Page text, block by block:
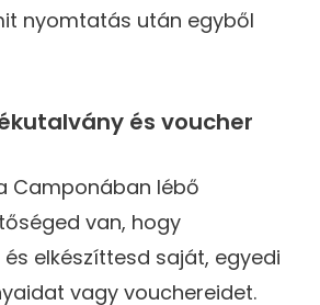
nyomtatás után egyből
és voucher
Camponában lébő
van, hogy
elkészíttesd saját, egyedi
vagy vouchereidet.